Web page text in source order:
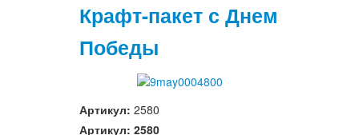
Крафт-пакет с Днем
Победы
Артикул: 2580
Артикул: 2580